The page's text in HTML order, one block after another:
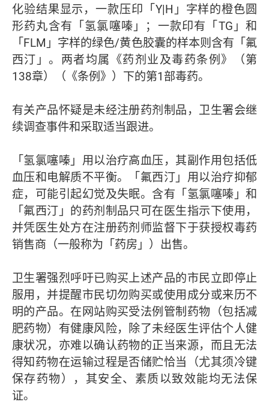
化验结果显示，一款压印「Y|H」字样的橙色圆
形药丸含有「氢氯噻嗪」；一款印有「TG」和
「FLM」字样的绿色/黄色胶囊的样本则含有「氟
西汀」。两者均属《药剂业及毒药条例》（第
138章）（《条例》）下的第1部毒药。
有关产品怀疑是未经注册药剂制品，卫生署会继
续调查事件和采取适当跟进。
「氢氯噻嗪」用以治疗高血压，其副作用包括低
血压和电解质不平衡。「氟西汀」用以治疗抑郁
症，可能引起幻觉及失眠。含有「氢氯噻嗪」和
「氟西汀」的药剂制品只可在医生指示下使用，
并凭医生处方在注册药剂师监督下于获授权毒药
销售商（一般称为「药房」）出售。
卫生署强烈呼吁已购买上述产品的市民立即停止
服用，并提醒市民切勿购买或使用成分或来历不
明的产品。在网站购买受法例管制药物（包括减
肥药物）有健康风险，除了未经医生评估个人健
康状况，亦难以确认药物的正当来源，而且无法
得知药物在运输过程是否储贮恰当（尤其须冷键
保存药物），其安全、素质以致效能均无法保
证。